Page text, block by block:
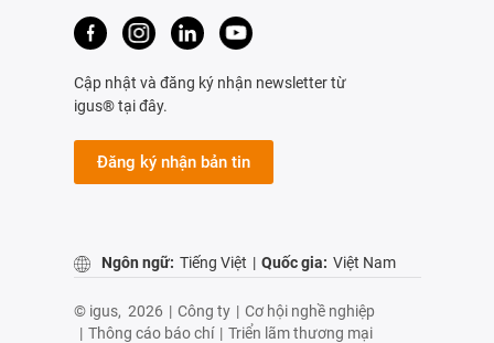
Cập nhật và đăng ký nhận newsletter từ
igus® tại đây.
Đăng ký nhận bản tin
Ngôn ngữ: Tiếng Việt | Quốc gia: Việt Nam
© igus, 2026 | Công ty | Cơ hội nghề nghiệp
| Thông cáo báo chí | Triển lãm thương mại